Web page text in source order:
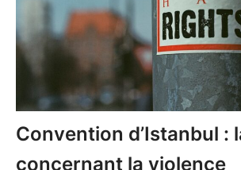
Convention d’Istanbul :
concernant la violence